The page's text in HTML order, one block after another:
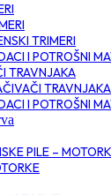
TRIMERI
I POTROŠNI
TRAVNJAKA
TRAVNJAKA
I POTROŠNI
PILE –